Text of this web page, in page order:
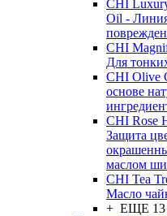
CHI
Oil -
CHI
Для
CHI Olive
основе
CHI Rose
Защита
маслом
CHI Tea
Масло
+ ЕЩЕ 13